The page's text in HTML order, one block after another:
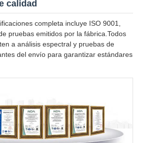
calidad
completa incluye ISO 9001,
pruebas emitidos por la fábrica.Todos
a análisis espectral y pruebas de
del envío para garantizar estándares